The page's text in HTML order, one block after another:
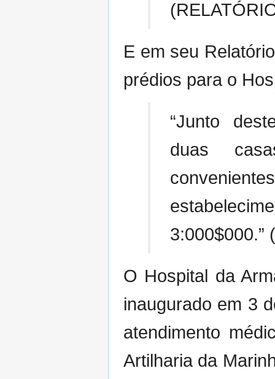
E em seu
prédios para o
“Junto
duas
3:000$000.”
O Hospital da
inaugurado em 3
atendimento
Artilharia da